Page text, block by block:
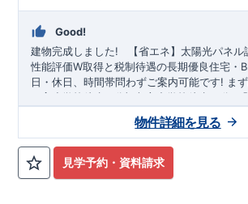
Good!
建物完成しました!
【省エネ】太陽光パネル
性能評価W取得と税制待遇の長期優良住宅・
日・休日、時間帯問わずご案内可能です! ま
い合わせください! 東武スカイツリーライン
平方小学校 徒歩11分、 平方中学校 徒歩19分!
ど徒歩14分以内 ◆収納も沢山あります！
ーカーなど玄関がスッキリ片付く
見学予約・資料請求
物件詳細を見る